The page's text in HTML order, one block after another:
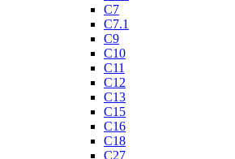
C7
C7.1
C9
C10
C11
C12
C13
C15
C16
C18
C27